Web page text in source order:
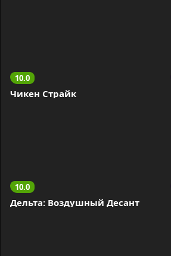
10.0
Чикен Страйк
10.0
Дельта: Воздушный Десант